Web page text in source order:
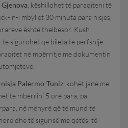
, këshillohet të paraqiteni të
in-i mbyllet 30 minuta para nisjes,
është thelbësor. Kush
sigurohet që bileta të përfshijë
në mbërritje me dokumentin
nisja Palermo-Tuniz , kohët janë më
të mbërrini 5 orë para, pa
në mënyrë që të mund të
dhe të sigurisë me qetësi të